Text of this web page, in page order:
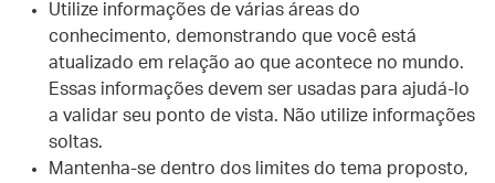
Utilize informações de várias áreas do
conhecimento, demonstrando que você está
atualizado em relação ao que acontece no mundo.
Essas informações devem ser usadas para ajudá-lo
a validar seu ponto de vista. Não utilize informações
soltas.
Mantenha-se dentro dos limites do tema proposto,